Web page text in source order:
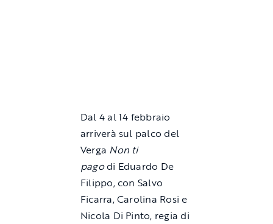
Dal 4 al 14 febbraio
arriverà sul palco del
Verga Non ti
pagodi Eduardo De
Filippo, con Salvo
Ficarra, Carolina Rosi e
Nicola Di Pinto, regia di